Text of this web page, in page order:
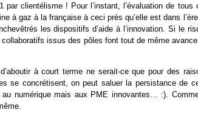
par clientélisme ! Pour l’instant, l’évaluation de tous
à gaz à la française à ceci près qu’elle est dans
les dispositifs d’aide à l’innovation. Si le
issus des pôles font tout de même
à court terme ne serait-ce que pour des
se concrétisent, on peut saluer la persistance de
numérique mais aux PME innovantes… :).